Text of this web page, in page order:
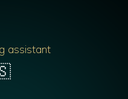
assistant